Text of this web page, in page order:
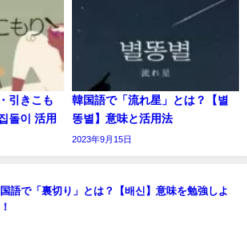
引きこも
돌이 活用
韓国語で「流れ星」とは？【별
똥별】意味と活用法
2023年9月15日
語で「裏切り」とは？【배신】意味を勉強しよ